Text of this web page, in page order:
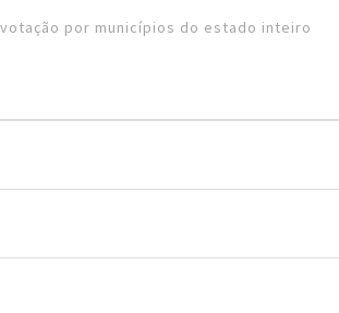
por municípios do estado inteiro